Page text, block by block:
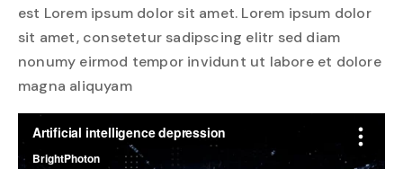
est Lorem ipsum dolor sit amet. Lorem ipsum dolor
sit amet, consetetur sadipscing elitr sed diam
nonumy eirmod tempor invidunt ut labore et dolore
magna aliquyam